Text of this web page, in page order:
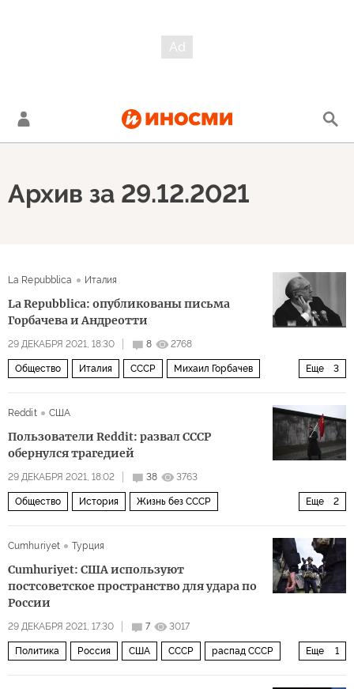
Архив за 29.12.2021
La Repubblica Италия
La Repubblica: опубликованы письма
Горбачева и Андреотти
29 ДЕКАБРЯ 2021, 18:30 8 2768
Еще 3
Общество Италия СССР Михаил Горбачев
Reddit
США
Пользователи Reddit: развал СССР
обернулся трагедией
29 ДЕКАБРЯ 2021, 18:02 38 3763
Еще 2
Общество История Жизнь без СССР
Cumhuriyet
Турция
Cumhuriyet: США используют
постсоветское пространство для удара по
России
29 ДЕКАБРЯ 2021, 17:30 7 3017
Еще 1
Политика Россия США СССР распад СССР